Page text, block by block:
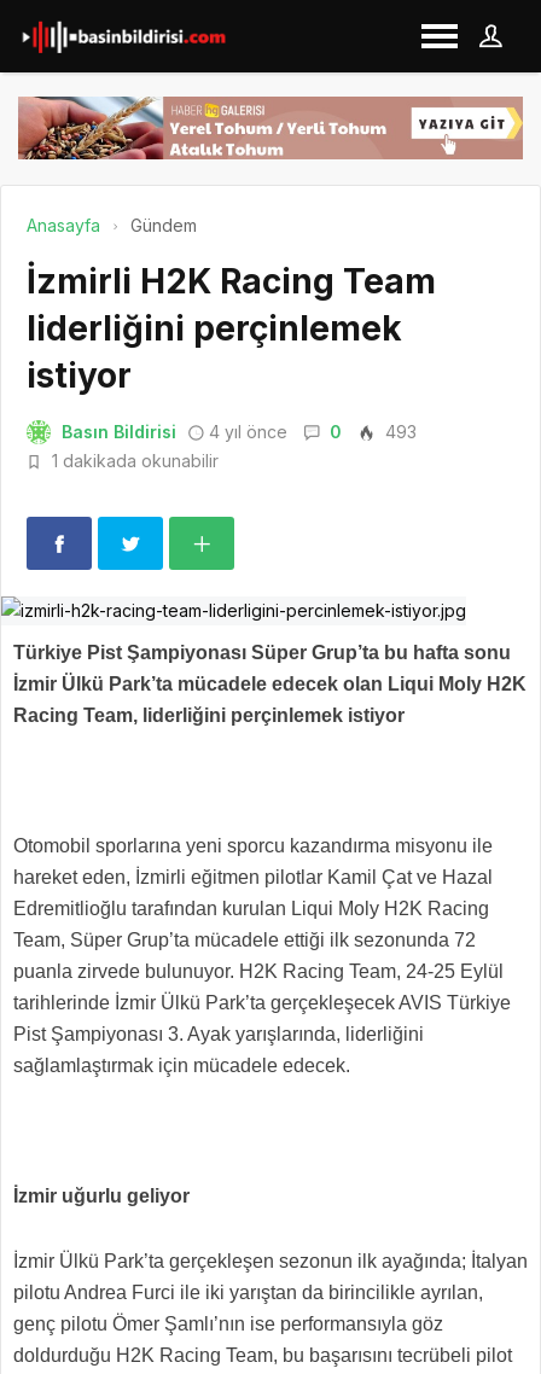
Anasayfa Gündem
İzmirli H2K Racing Team
liderliğini perçinlemek
istiyor
Basın Bildirisi 4 yıl önce 0
493
1 dakikada okunabilir
Türkiye Pist Şampiyonası Süper Grup’ta bu hafta sonu
İzmir Ülkü Park’ta mücadele edecek olan Liqui Moly H2K
Racing Team, liderliğini perçinlemek istiyor
Otomobil sporlarına yeni sporcu kazandırma misyonu ile
hareket eden, İzmirli eğitmen pilotlar Kamil Çat ve Hazal
Edremitlioğlu tarafından kurulan Liqui Moly H2K Racing
Team, Süper Grup’ta mücadele ettiği ilk sezonunda 72
puanla zirvede bulunuyor. H2K Racing Team, 24-25 Eylül
tarihlerinde İzmir Ülkü Park’ta gerçekleşecek AVIS Türkiye
Pist Şampiyonası 3. Ayak yarışlarında, liderliğini
sağlamlaştırmak için mücadele edecek.
İzmir uğurlu geliyor
İzmir Ülkü Park’ta gerçekleşen sezonun ilk ayağında; İtalyan
pilotu Andrea Furci ile iki yarıştan da birincilikle ayrılan,
genç pilotu Ömer Şamlı’nın ise performansıyla göz
doldurduğu H2K Racing Team, bu başarısını tecrübeli pilot